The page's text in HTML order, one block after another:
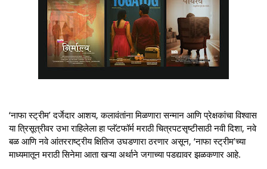
‘नाफा स्ट्रीम’ दर्जेदार आशय, कलावंतांना मिळणारा सन्मान आणि प्रेक्षकांचा विश्वास
या त्रिसूत्रीवर उभा राहिलेला हा प्लॅटफॉर्म मराठी चित्रपटसृष्टीसाठी नवी दिशा, नवे
बळ आणि नवे आंतरराष्ट्रीय क्षितिज उघडणारा ठरणार असून, ‘नाफा स्ट्रीम’च्या
माध्यमातून मराठी सिनेमा आता खऱ्या अर्थाने जगाच्या पडद्यावर झळकणार आहे.